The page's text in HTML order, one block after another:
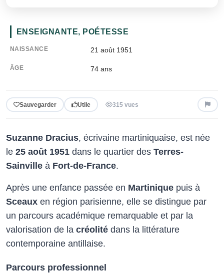
ENSEIGNANTE, POÉTESSE
NAISSANCE 21 août 1951
ÂGE 74 ans
Sauvegarder Utile 315 vues
Suzanne Dracius, écrivaine martiniquaise, est née
le 25 août 1951 dans le quartier des Terres-
Sainville à Fort-de-France.
Après une enfance passée en Martinique puis à
Sceaux en région parisienne, elle se distingue par
un parcours académique remarquable et par la
valorisation de la créolité dans la littérature
contemporaine antillaise.
Parcours professionnel